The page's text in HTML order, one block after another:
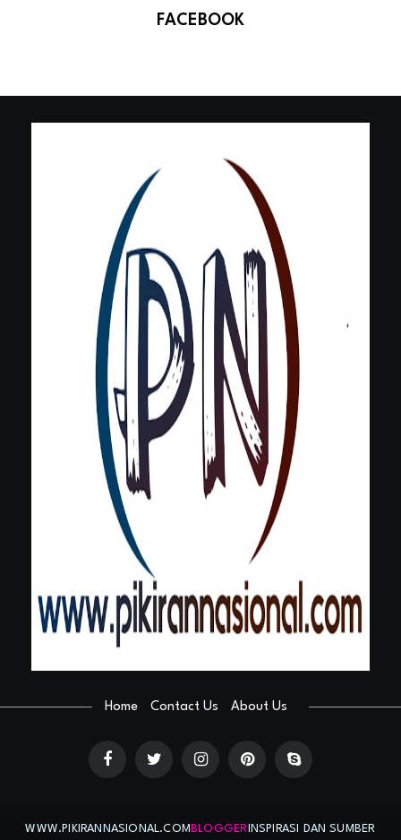
FACEBOOK
Home Contact Us About Us
WWW.PIKIRANNASIONAL.COM BLOGGER INSPIRASI DAN SUMBER